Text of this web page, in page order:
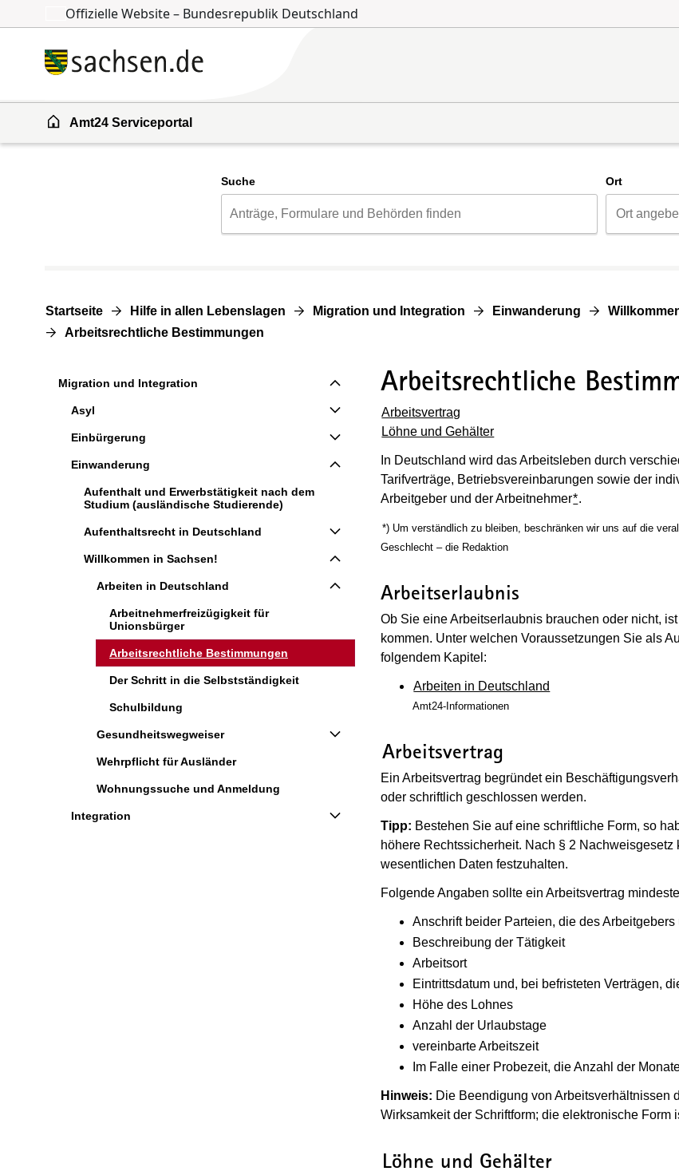
Zum Inhalt springen
Zur Suche springen
Offizielle Website – Bundesrepublik Deutschland
Amt24 Serviceportal
Suche Ort
Startseite Hilfe in allen Lebenslagen Migration und Integration Einwanderung
Arbeitsrechtliche Bestimmungen
Migration und Integration
Asyl
Einbürgerung
Einwanderung
Aufenthalt und Erwerbstätigkeit nach dem
Studium (ausländische Studierende)
Aufenthaltsrecht in Deutschland
Willkommen in Sachsen!
Arbeiten in Deutschland
Arbeitnehmerfreizügigkeit für
Unionsbürger
Arbeitsrechtliche Bestimmungen
Der Schritt in die Selbstständigkeit
Schulbildung
Gesundheitswegweiser
Wehrpflicht für Ausländer
Wohnungssuche und Anmeldung
Integration
Arbeitsrechtliche
Arbeitsvertrag
Löhne und Gehälter
In Deutschland wird das Arbeitsleben durch
Tarifverträge, Betriebsvereinbarungen sowie der
Arbeitgeber und der Arbeitnehmer*.
(Wird in einem neuen Fenster geöffnet)
*) Um verständlich zu bleiben, beschränken wir uns auf die
Geschlecht – die Redaktion
Arbeitserlaubnis
Ob Sie eine Arbeitserlaubnis brauchen oder nicht,
kommen. Unter welchen Voraussetzungen Sie als
folgendem Kapitel:
Arbeiten in Deutschland
Amt24-Informationen
(Wird in einem neuen Fenster
Arbeitsvertrag
Ein Arbeitsvertrag begründet ein
oder schriftlich geschlossen werden.
Tipp: Bestehen Sie auf eine schriftliche Form, so
höhere Rechtssicherheit. Nach § 2
wesentlichen Daten festzuhalten.
Folgende Angaben sollte ein Arbeitsvertrag
Anschrift beider Parteien, die des
Beschreibung der Tätigkeit
Arbeitsort
Eintrittsdatum und, bei befristeten Verträgen,
Höhe des Lohnes
Anzahl der Urlaubstage
vereinbarte Arbeitszeit
Im Falle einer Probezeit, die Anzahl der
Hinweis: Die Beendigung von Arbeitsverhältnissen
Wirksamkeit der Schriftform; die elektronische Form
(Wird in einem neuen Fenster
Löhne und Gehälter